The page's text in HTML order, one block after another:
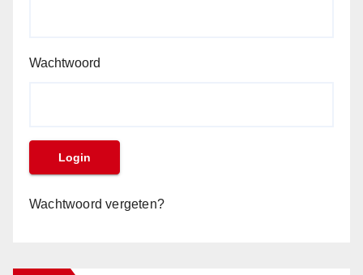
Wachtwoord
Wachtwoord vergeten?